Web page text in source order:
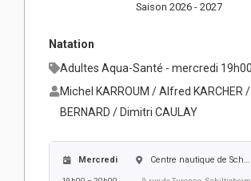
Saison 2026 - 2027
Natation
Adultes Aqua-Santé - mercredi 19h00
Michel KARROUM / Alfred KARCHER
BERNARD / Dimitri CAULAY
Mercredi Centre nautique de Schiltigheim